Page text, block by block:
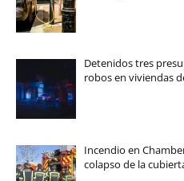
Detenidos tres
robos en viviendas
Incendio en
colapso de la